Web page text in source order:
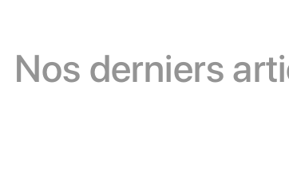
Nos derniers